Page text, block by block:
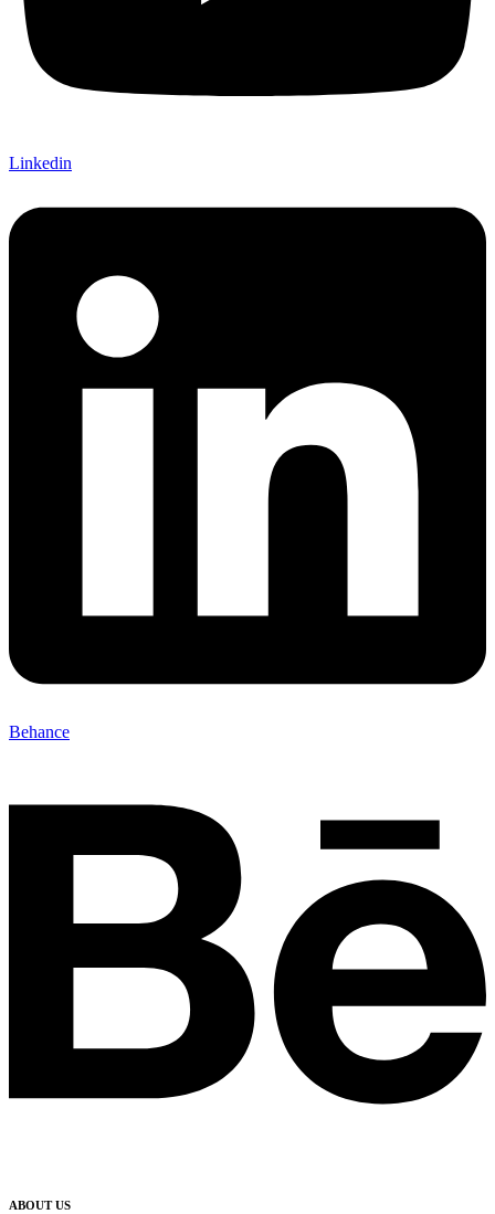
Linkedin
Behance
ABOUT US